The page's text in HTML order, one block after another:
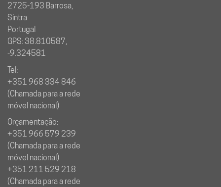
2725-193 Barrosa,
Sintra
Portugal
GPS: 38.810587,
-9.324581
Tel:
+351 968 334 846
(Chamada para a rede
móvel nacional)
Orçamentação:
+351 966 579 239
(Chamada para a rede
móvel nacional)
+351 211 529 218
(Chamada para a rede